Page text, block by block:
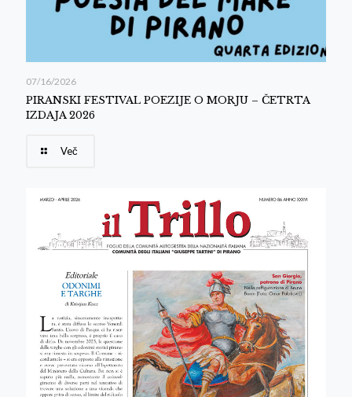
07/16/2026
PIRANSKI FESTIVAL POEZIJE O MORJU – ČETRTA
IZDAJA 2026
Več